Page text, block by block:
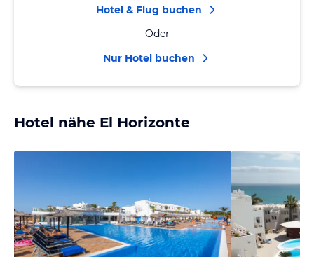
Hotel & Flug buchen
Oder
Nur Hotel buchen
Hotel nähe El Horizonte